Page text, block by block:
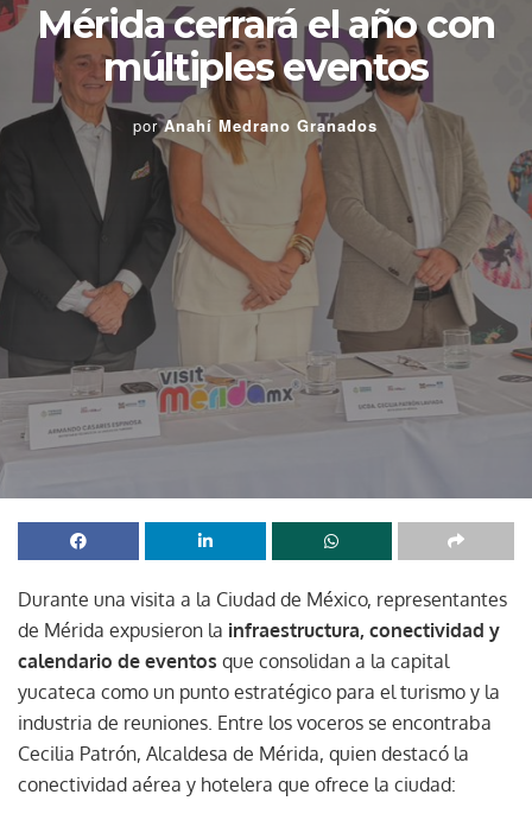
Mérida cerrará el año con
múltiples eventos
por Anahí Medrano Granados
Durante una visita a la Ciudad de México, representantes
de Mérida expusieron la infraestructura, conectividad y
calendario de eventos que consolidan a la capital
yucateca como un punto estratégico para el turismo y la
industria de reuniones. Entre los voceros se encontraba
Cecilia Patrón, Alcaldesa de Mérida, quien destacó la
conectividad aérea y hotelera que ofrece la ciudad: